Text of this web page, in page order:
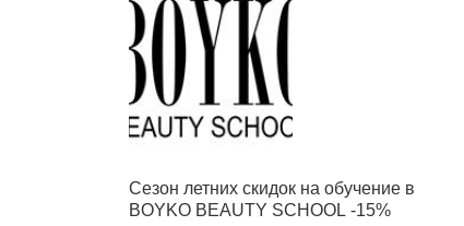
Сезон летних скидок на обучение в
BOYKO BEAUTY SCHOOL -15%